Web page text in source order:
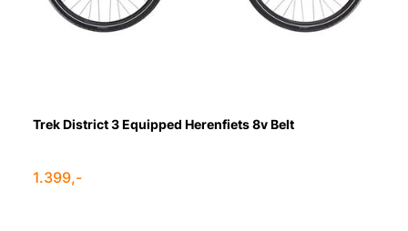
Trek District 3 Equipped Herenfiets 8v Belt
1.399,-